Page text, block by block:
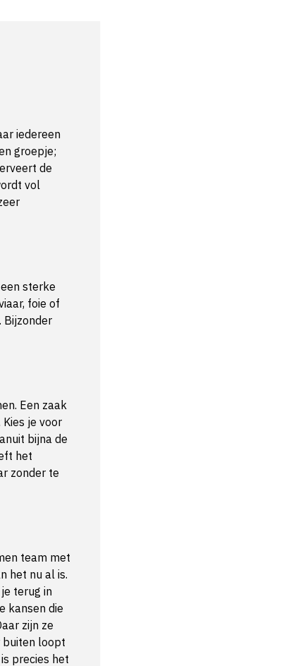
iedereen
groepje;
de
vol
sterke
foie of
Bijzonder
Een zaak
je voor
bijna de
het
zonder te
team met
het nu al is.
terug in
kansen die
zijn ze
buiten loopt
precies het